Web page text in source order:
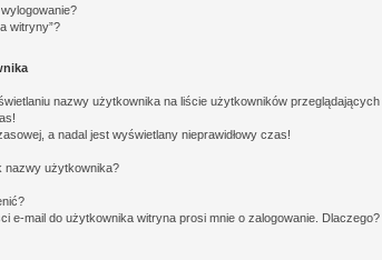
witryny”?
nazwy użytkownika na liście użytkowników przeglądających
a nadal jest wyświetlany nieprawidłowy czas!
nazwy użytkownika?
e-mail do użytkownika witryna prosi mnie o zalogowanie. Dlaczego?